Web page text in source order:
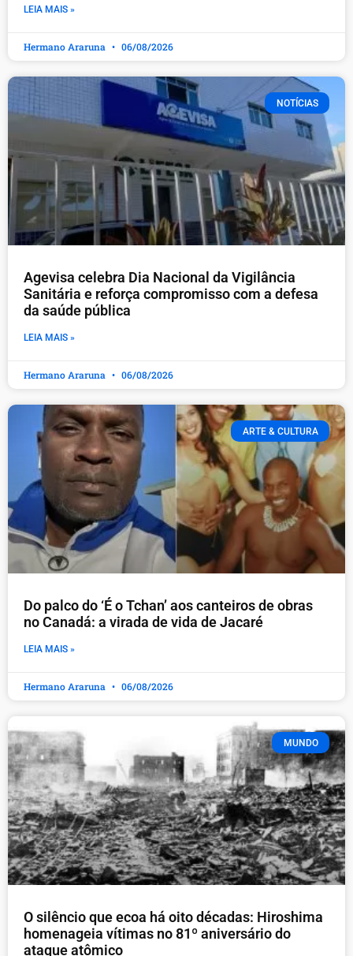
LEIA MAIS »
Hermano Araruna 06/08/2026
NOTÍCIAS
Agevisa celebra Dia Nacional da Vigilância
Sanitária e reforça compromisso com a defesa
da saúde pública
LEIA MAIS »
Hermano Araruna 06/08/2026
ARTE & CULTURA
Do palco do ‘É o Tchan’ aos canteiros de obras
no Canadá: a virada de vida de Jacaré
LEIA MAIS »
Hermano Araruna 06/08/2026
MUNDO
O silêncio que ecoa há oito décadas: Hiroshima
homenageia vítimas no 81º aniversário do
ataque atômico